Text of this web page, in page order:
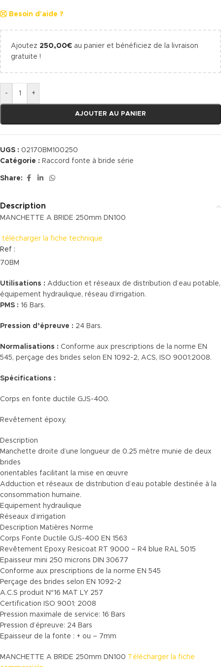
Besoin d'aide ?
Ajoutez 250,00€ au panier et bénéficiez de la livraison
gratuite !
- +
AJOUTER AU PANIER
UGS : 02170BM100250
Catégorie : Raccord fonte à bride série
Share:
Description
MANCHETTE A BRIDE 250mm DN100
télécharger la fiche technique
Ref :
70BM
Utilisations : Adduction et réseaux de distribution d’eau potable,
équipement hydraulique, réseau d’irrigation.
PMS : 16 Bars.
Pression d’épreuve : 24 Bars.
Normalisations : Conforme aux prescriptions de la norme EN
545, perçage des brides selon EN 1092-2, ACS, ISO 9001:2008.
Spécifications :
Corps en fonte ductile GJS-400.
Revêtement époxy.
Description
Manchette droite d’une longueur de 0.25 mètre munie de deux
brides
orientables facilitant la mise en œuvre
Adduction et réseaux de distribution d’eau potable destinée à la
consommation humaine.
Equipement hydraulique
Réseaux d’irrigation
Description Matières Norme
Corps Fonte Ductile GJS-400 EN 1563
Revêtement Epoxy Resicoat RT 9000 – R4 blue RAL 5015
Epaisseur mini 250 microns DIN 30677
Conforme aux prescriptions de la norme EN 545
Perçage des brides selon EN 1092-2
A.C.S produit N°16 MAT LY 257
Certification ISO 9001: 2008
Pression maximale de service: 16 Bars
Pression d’épreuve: 24 Bars
Epaisseur de la fonte : + ou – 7mm
MANCHETTE A BRIDE 250mm DN100
Télécharger la fiche